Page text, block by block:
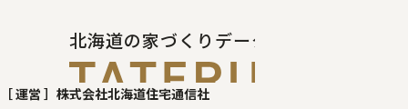
北海道の家づくりデータベース
［ 運営 ］ 株式会社北海道住宅通信社